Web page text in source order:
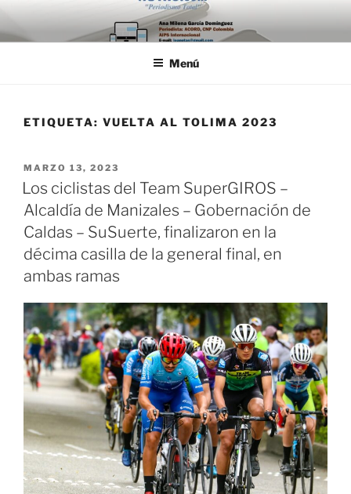
Saltar
al
contenido
Menú
ETIQUETA: VUELTA AL TOLIMA 2023
PUBLICADO
EL
MARZO 13, 2023
Los ciclistas del Team SuperGIROS –
Alcaldía de Manizales – Gobernación de
Caldas – SuSuerte, finalizaron en la
décima casilla de la general final, en
ambas ramas